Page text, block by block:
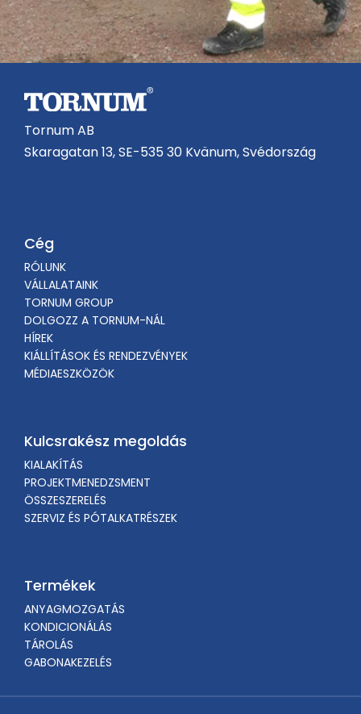
Tornum AB
Skaragatan 13, SE-535 30 Kvänum, Svédország
Cég
RÓLUNK
VÁLLALATAINK
TORNUM GROUP
DOLGOZZ A TORNUM-NÁL
HÍREK
KIÁLLÍTÁSOK ÉS RENDEZVÉNYEK
MÉDIAESZKÖZÖK
Kulcsrakész megoldás
KIALAKÍTÁS
PROJEKTMENEDZSMENT
ÖSSZESZERELÉS
SZERVIZ ÉS PÓTALKATRÉSZEK
Termékek
ANYAGMOZGATÁS
KONDICIONÁLÁS
TÁROLÁS
GABONAKEZELÉS